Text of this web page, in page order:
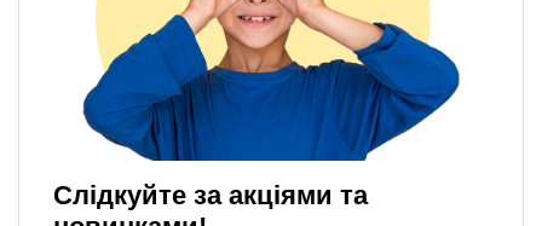
Слідкуйте за акціями та